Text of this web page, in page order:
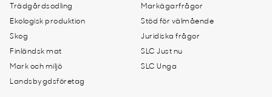
Trädgårdsodling
Ekologisk produktion
Skog
Finländsk mat
Mark och miljö
Landsbygdsföretag
Markägarfrågor
Stöd för välmående
Juridiska frågor
SLC Just nu
SLC Unga